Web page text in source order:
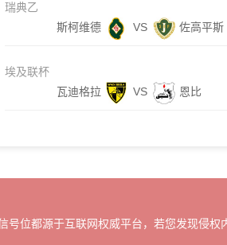
瑞典乙
斯柯维德
VS 佐高平斯
埃及联杯
瓦迪格拉
VS 恩比
号位都源于互联网权威平台，若您发现侵权